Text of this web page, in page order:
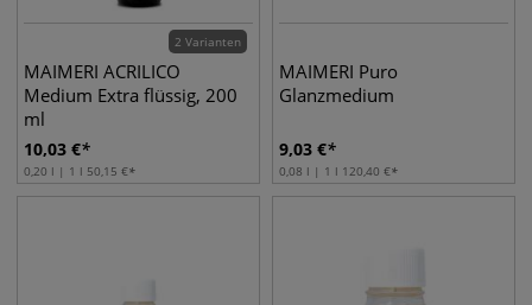
2 Varianten
MAIMERI ACRILICO
Medium Extra flüssig, 200
ml
10,03 €
0,20 l | 1 l 50,15 €
MAIMERI Puro
Glanzmedium
9,03 €
0,08 l | 1 l 120,40 €